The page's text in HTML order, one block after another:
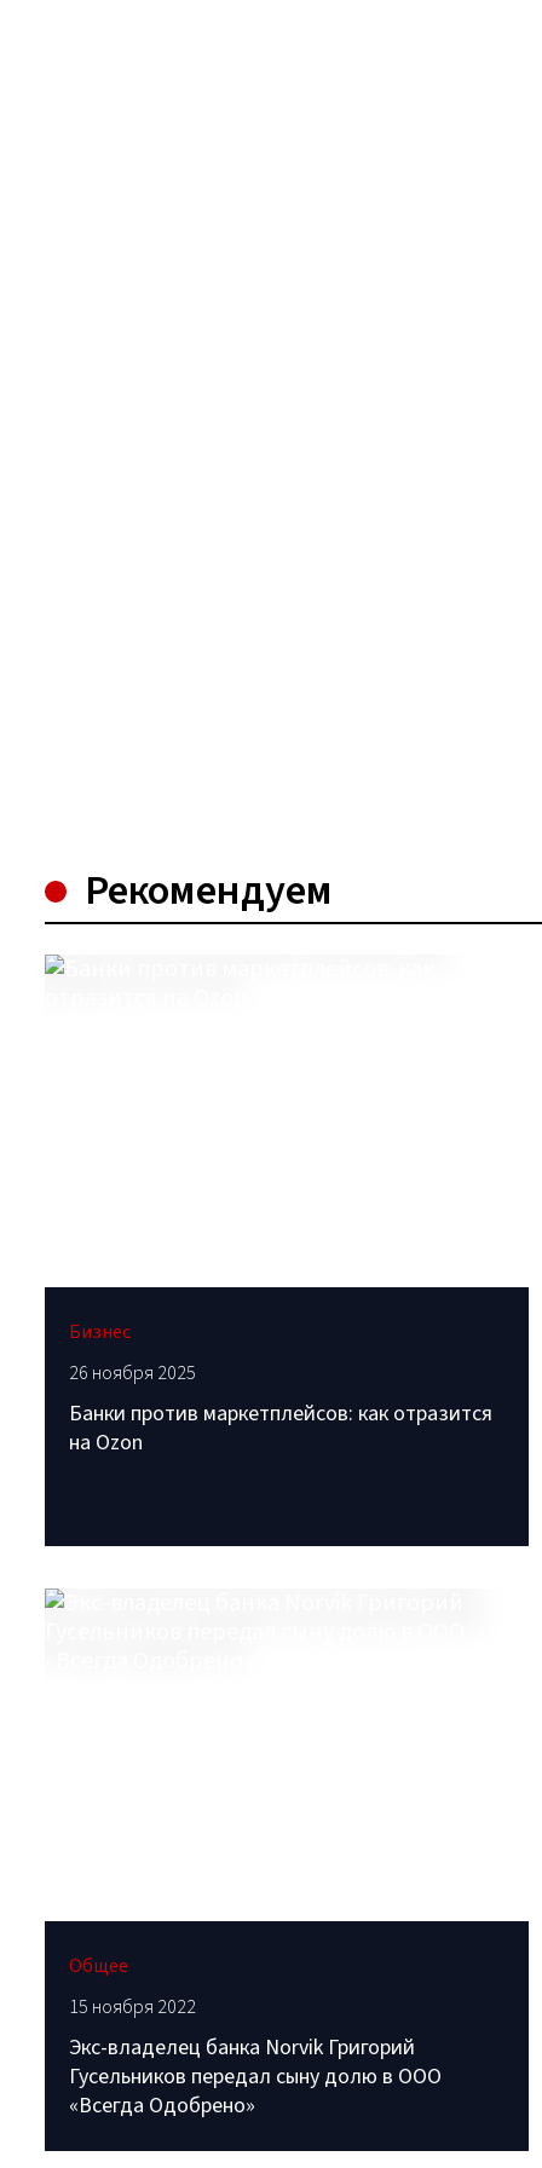
Рекомендуем
Бизнес
26 ноября 2025
Банки против маркетплейсов: как отразится
на Ozon
Общее
15 ноября 2022
Экс-владелец банка Norvik Григорий
Гусельников передал сыну долю в ООО
«Всегда Одобрено»